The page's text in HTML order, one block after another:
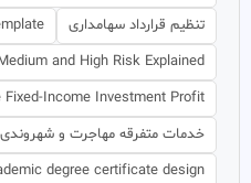
تنظیم قرارداد سهامداری
and High Risk Explained
Fixed-Income Investment Profit
خدمات متفرقه مهاجرت و شهروندی
degree certificate design